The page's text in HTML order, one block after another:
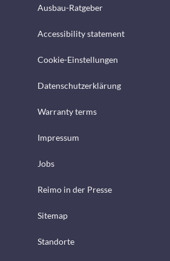
Ausbau-Ratgeber
Accessibility statement
Cookie-Einstellungen
Datenschutzerklärung
Warranty terms
Impressum
Jobs
Reimo in der Presse
Sitemap
Standorte